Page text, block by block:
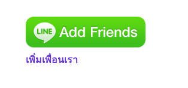
เพิ่มเพื่อนเรา